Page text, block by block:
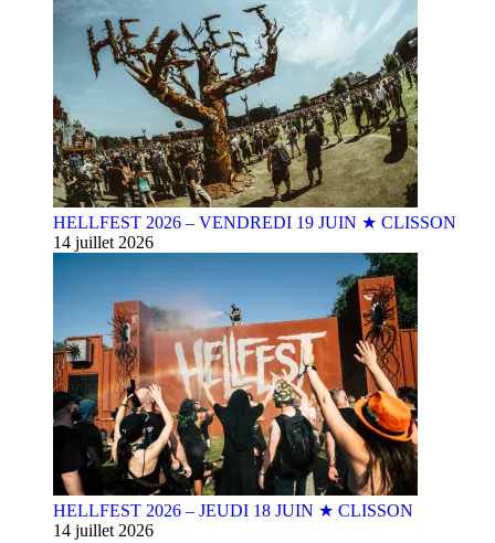
HELLFEST 2026 – VENDREDI 19 JUIN ★ CLISSON
14 juillet 2026
HELLFEST 2026 – JEUDI 18 JUIN ★ CLISSON
14 juillet 2026